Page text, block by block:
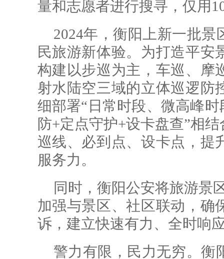
量和志愿者进行搜寻，仅用
2024年，衡阳上新一批
民旅游新体验。为打造平安
构建以步巡为主，车巡、摩
射水陆空三域的立体巡逻防
细部署“日常时段、微高峰
防+定点守护+设卡盘查”相
巡线、必到点、设卡点，提
服务力。
同时，衡阳公安将旅游景
加强与景区、社区联动，确
诉，建立快速有力、全时响
警力有限，民力无穷。衡